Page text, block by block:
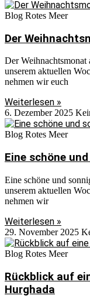
Blog Rotes Meer
Der
Der
unserem aktuellen
nehmen wir euch
Weiterlesen »
6. Dezember 2025
Blog Rotes Meer
Eine schöne
Eine schöne und
unserem aktuellen
nehmen wir
Weiterlesen »
29. November 2025
Blog Rotes Meer
Rückblick auf
Hurghada